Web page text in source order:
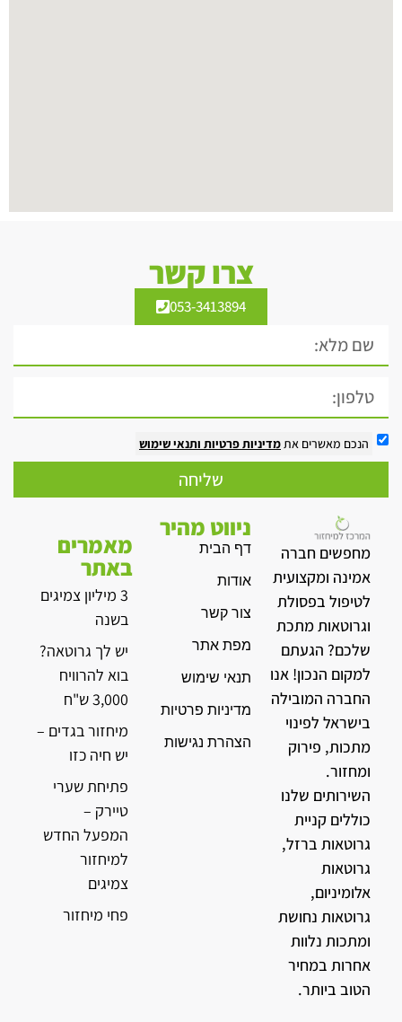
צרו קשר
053-3413894
הנכם מאשרים אתמדיניות פרטיות ותנאי שימוש
שליחה
מחפשים חברה
אמינה ומקצועית
לטיפול בפסולת
וגרוטאות מתכת
שלכם? הגעתם
למקום הנכון! אנו
החברה המובילה
בישראל לפינוי
מתכות, פירוק
ומחזור.
השירותים שלנו
כוללים קניית
גרוטאות ברזל,
גרוטאות
אלומיניום,
גרוטאות נחושת
ומתכות נלוות
אחרות במחיר
הטוב ביותר.
ניווט מהיר
דף הבית
אודות
צור קשר
מפת אתר
תנאי שימוש
מדיניות פרטיות
הצהרת נגישות
מאמרים
באתר
3 מיליון צמיגים
בשנה
יש לך גרוטאה?
בוא להרוויח
3,000 ש"ח
מיחזור בגדים –
יש חיה כזו
פתיחת שערי
טיירק –
המפעל החדש
למיחזור
צמיגים
פחי מיחזור